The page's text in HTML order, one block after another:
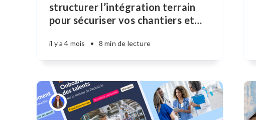
structurer l’intégration terrain
pour sécuriser vos chantiers et…
il y a 4 mois • 8 min de lecture